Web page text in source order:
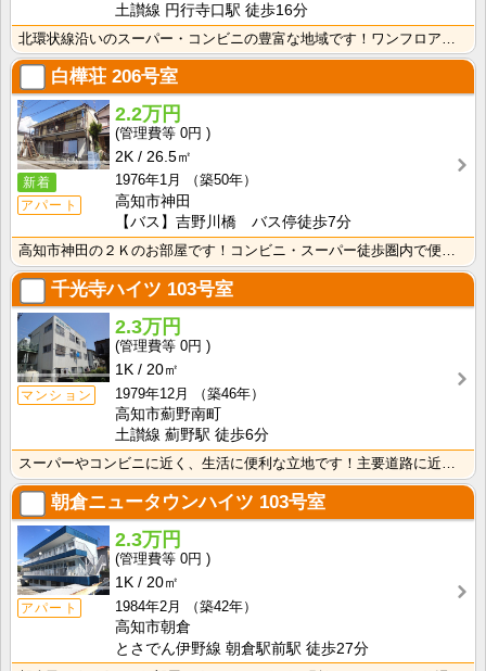
土讃線 円行寺口駅 徒歩16分
北環状線沿いのスーパー・コンビニの豊富な地域です！ワンフロアに2世帯ずつなので窓が多く、風通しの良い･･･
白樺荘 206号室
新着
アパート
2.2万円
0円
2K
26.5㎡
1976年1月
（築50年）
高知市神田
【バス】吉野川橋 バス停徒歩7分
高知市神田の２Ｋのお部屋です！コンビニ・スーパー徒歩圏内で便利です！バス・トイレ別なので、ゆったり湯･･･
千光寺ハイツ 103号室
マンション
2.3万円
0円
1K
20㎡
1979年12月
（築46年）
高知市薊野南町
土讃線 薊野駅 徒歩6分
スーパーやコンビニに近く、生活に便利な立地です！主要道路に近いので、中心地へのアクセスも良好！
朝倉ニュータウンハイツ 103号室
アパート
2.3万円
0円
1K
20㎡
1984年2月
（築42年）
高知市朝倉
とさでん伊野線 朝倉駅前駅 徒歩27分